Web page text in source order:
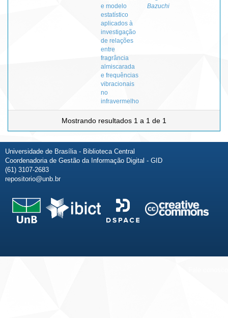
e modelo
estatístico
aplicados à
investigação
de relações
entre
fragrância
almiscarada
e frequências
vibracionais
no
infravermelho
Bazuchi
Mostrando resultados 1 a 1 de 1
Universidade de Brasília - Biblioteca Central
Coordenadoria de Gestão da Informação Digital - GID
(61) 3107-2683
repositorio@unb.br